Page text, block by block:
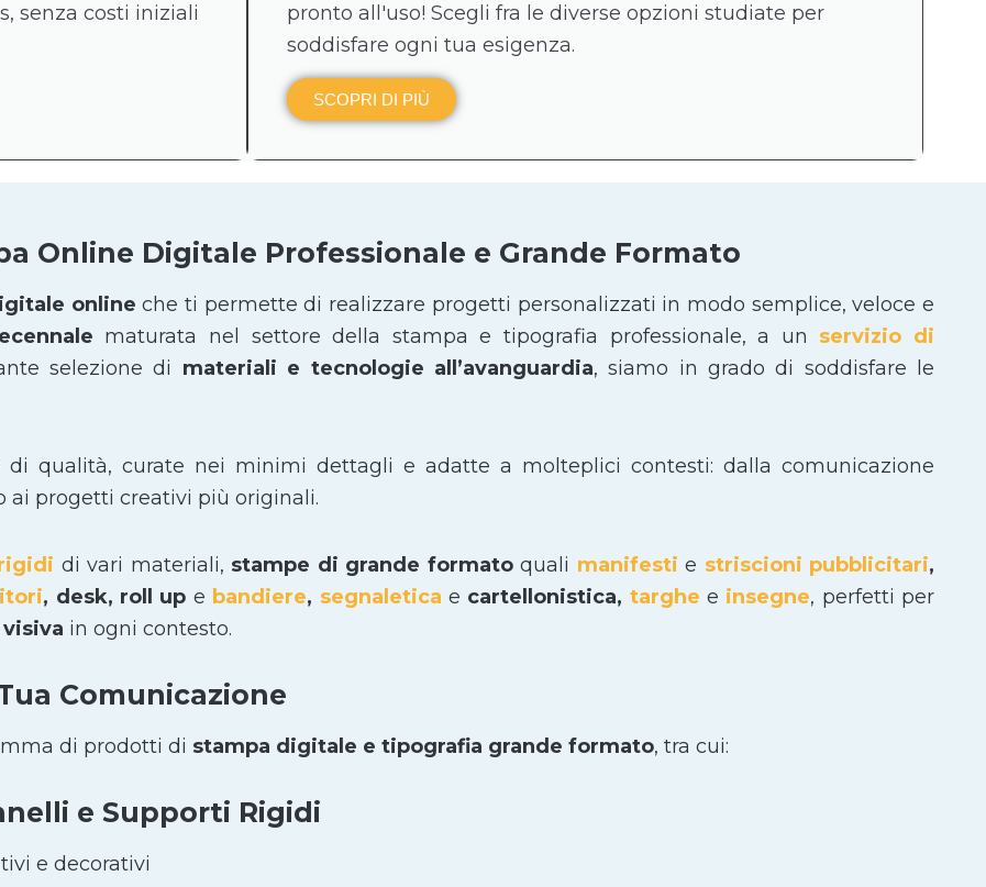
senza costi iniziali
pronto all'uso! Scegli fra le diverse opzioni studiate per
soddisfare ogni tua esigenza.
SCOPRI DI PIÙ
Online Digitale Professionale e Grande Formato
online che ti permette di realizzare progetti personalizzati in modo semplice, veloce e
maturata nel settore della stampa e tipografia professionale, a un servizio di
selezione di materiali e tecnologie all’avanguardia, siamo in grado di soddisfare le
qualità, curate nei minimi dettagli e adatte a molteplici contesti: dalla comunicazione
ai progetti creativi più originali.
di vari materiali, stampe di grande formato quali manifesti e striscioni pubblicitari,
, desk, roll up e bandiere, segnaletica e cartellonistica, targhee insegne, perfetti per
in ogni contesto.
Comunicazione
di prodotti di stampa digitale e tipografia grande formato, tra cui:
e Supporti Rigidi
e decorativi